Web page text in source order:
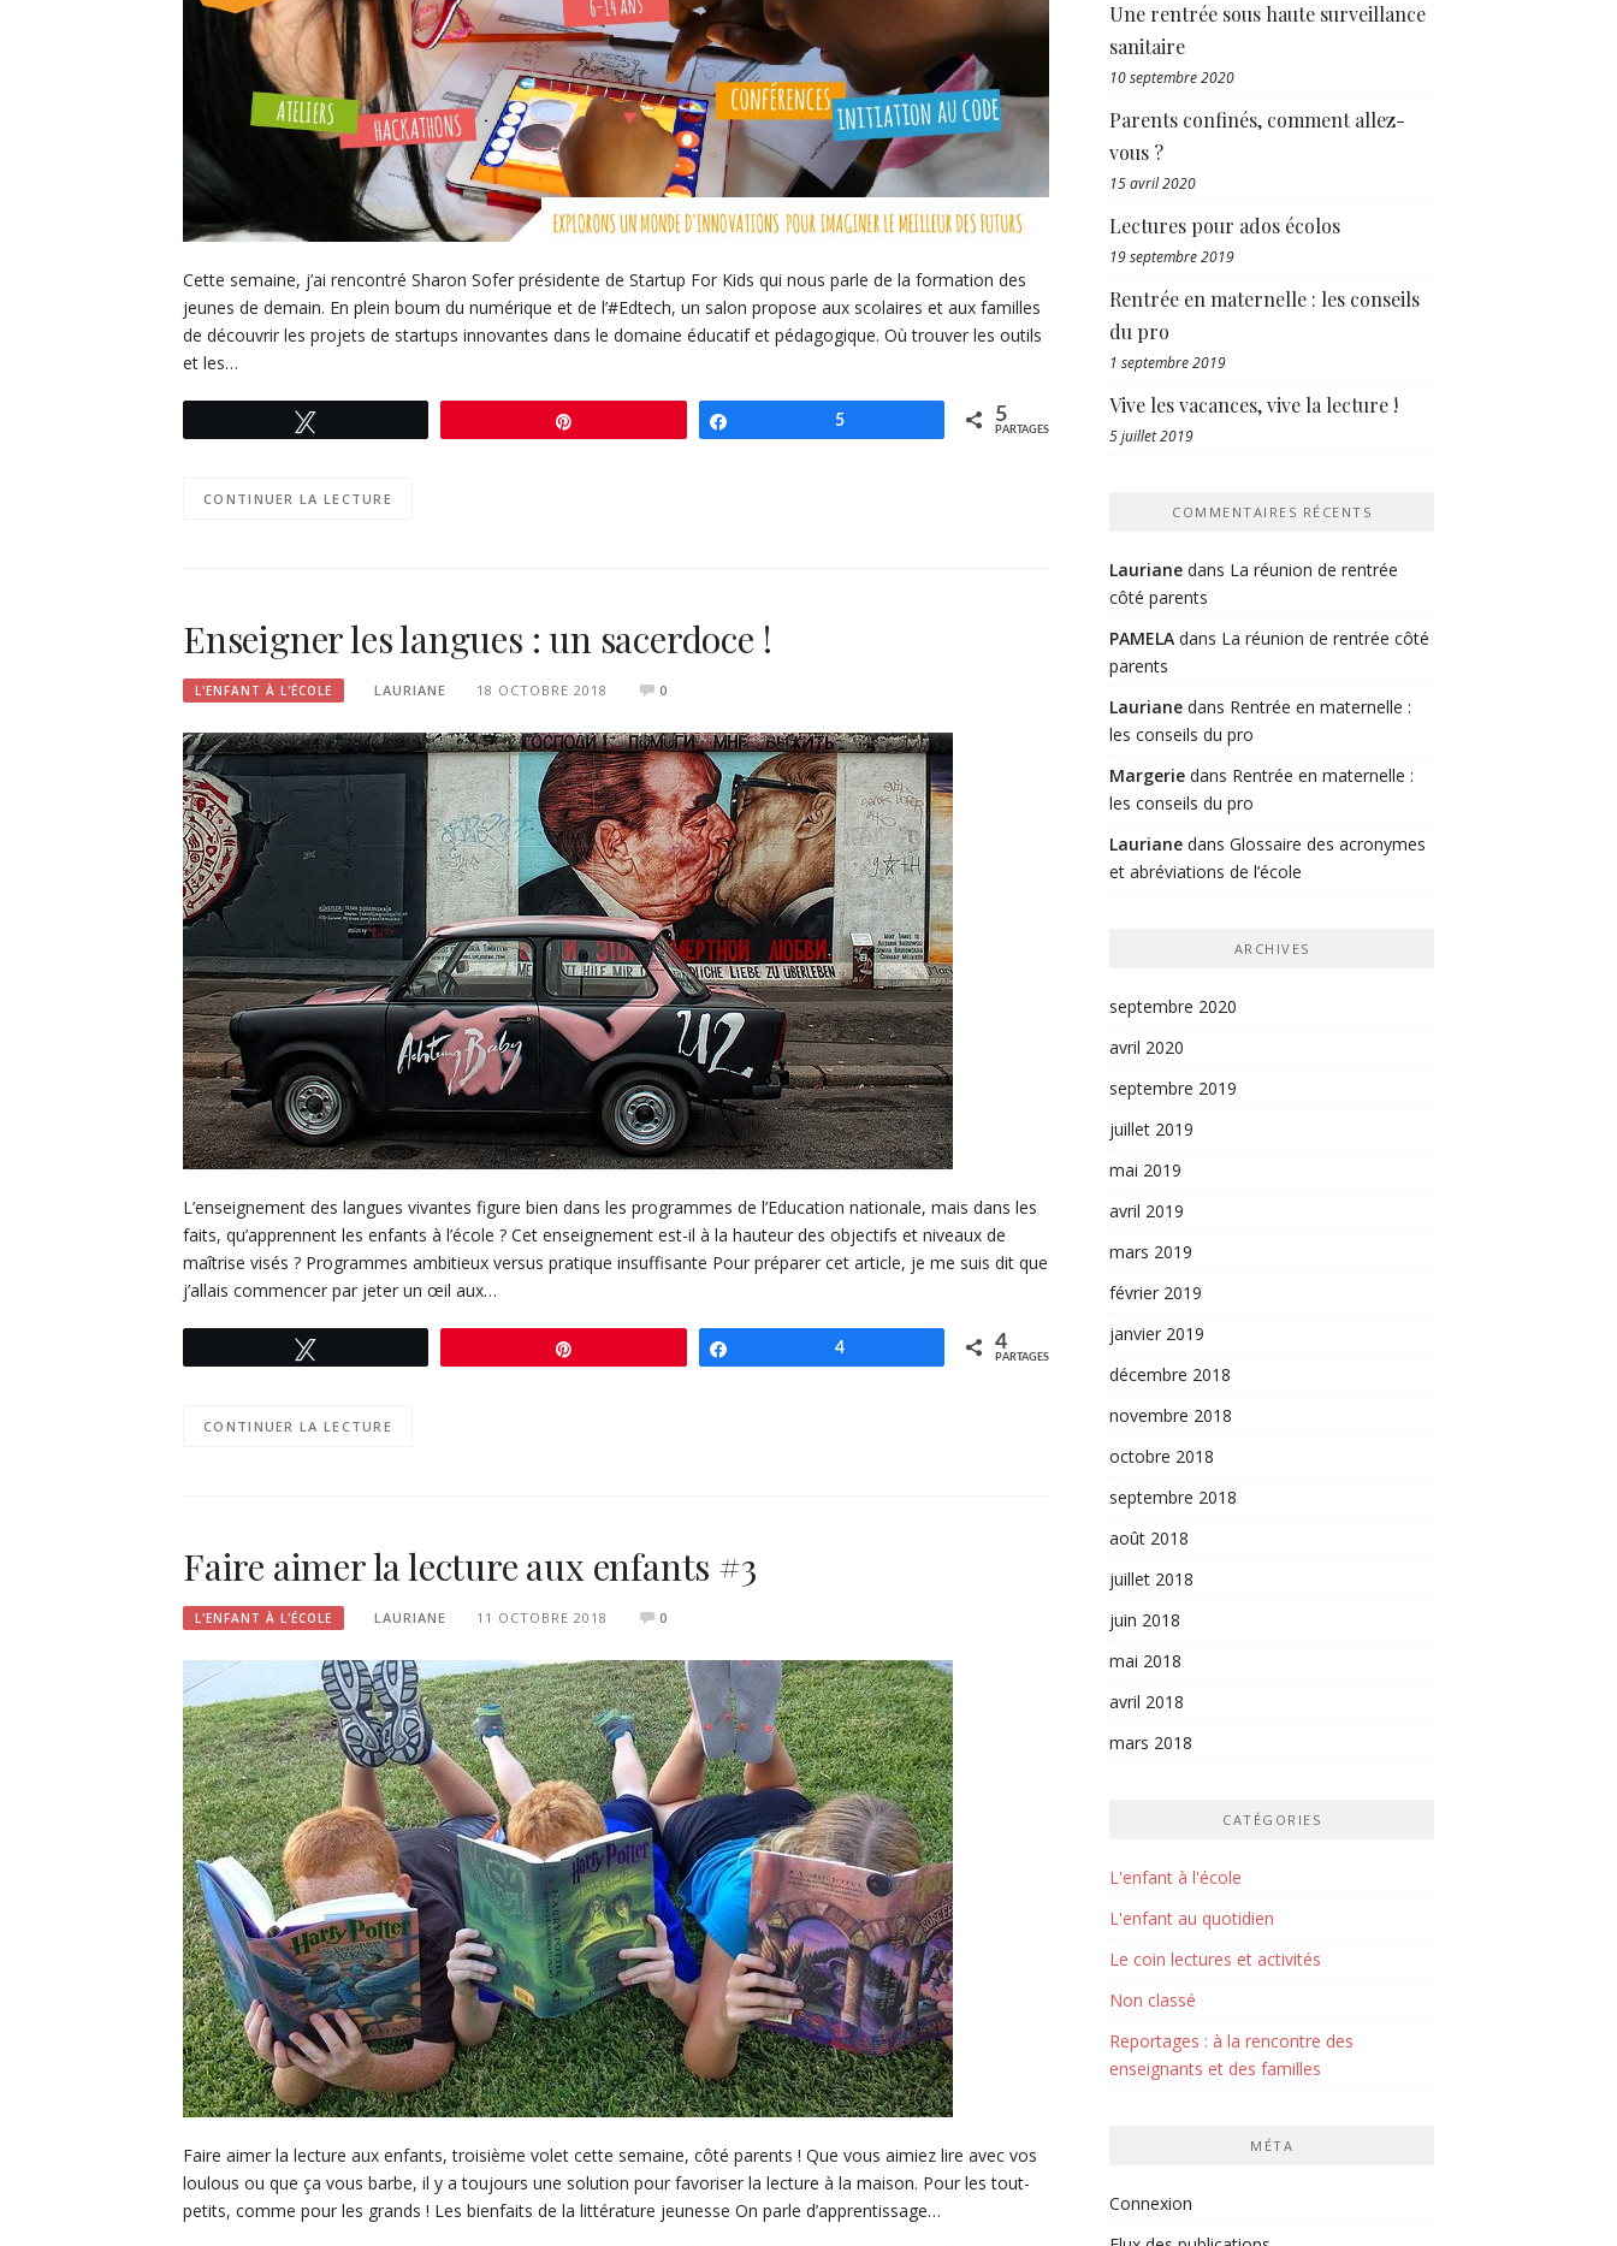
Cette semaine, j’ai rencontré Sharon Sofer présidente de Startup For Kids qui nous parle de la formation des
jeunes de demain. En plein boum du numérique et de l’#Edtech, un salon propose aux scolaires et aux familles
de découvrir les projets de startups innovantes dans le domaine éducatif et pédagogique. Où trouver les outils
et les…
5 5
PARTAGES
CONTINUER LA LECTURE
Enseigner les langues : un sacerdoce !
L'ENFANT À L'ÉCOLE LAURIANE 18 OCTOBRE 2018 0
L’enseignement des langues vivantes figure bien dans les programmes de l’Education nationale, mais dans les
faits, qu’apprennent les enfants à l’école ? Cet enseignement est-il à la hauteur des objectifs et niveaux de
maîtrise visés ? Programmes ambitieux versus pratique insuffisante Pour préparer cet article, je me suis dit que
j’allais commencer par jeter un œil aux…
4 4
PARTAGES
CONTINUER LA LECTURE
Faire aimer la lecture aux enfants #3
L'ENFANT À L'ÉCOLE LAURIANE 11 OCTOBRE 2018 0
Faire aimer la lecture aux enfants, troisième volet cette semaine, côté parents ! Que vous aimiez lire avec vos
loulous ou que ça vous barbe, il y a toujours une solution pour favoriser la lecture à la maison. Pour les tout-
petits, comme pour les grands ! Les bienfaits de la littérature jeunesse On parle d’apprentissage…
Une rentrée sous haute surveillance
sanitaire
10 septembre 2020
Parents confinés, comment allez-
vous ?
15 avril 2020
Lectures pour ados écolos
19 septembre 2019
Rentrée en maternelle : les conseils
du pro
1 septembre 2019
Vive les vacances, vive la lecture !
5 juillet 2019
COMMENTAIRES RÉCENTS
Lauriane dans La réunion de rentrée
côté parents
PAMELA dans La réunion de rentrée côté
parents
Lauriane dans Rentrée en maternelle :
les conseils du pro
Margerie dans Rentrée en maternelle :
les conseils du pro
Lauriane dans Glossaire des acronymes
et abréviations de l’école
ARCHIVES
septembre 2020
avril 2020
septembre 2019
juillet 2019
mai 2019
avril 2019
mars 2019
février 2019
janvier 2019
décembre 2018
novembre 2018
octobre 2018
septembre 2018
août 2018
juillet 2018
juin 2018
mai 2018
avril 2018
mars 2018
CATÉGORIES
L'enfant à l'école
L'enfant au quotidien
Le coin lectures et activités
Non classé
Reportages : à la rencontre des
enseignants et des familles
MÉTA
Connexion